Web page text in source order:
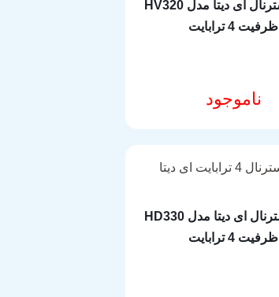
هارد اکسترنال ای دیتا مدل HV320
ظرفیت 4 ترابایت
ناموجود
مشخصات فنی محصول
هارد اکسترنال ای دیتا مدل HD330
ظرفیت 4 ترابایت